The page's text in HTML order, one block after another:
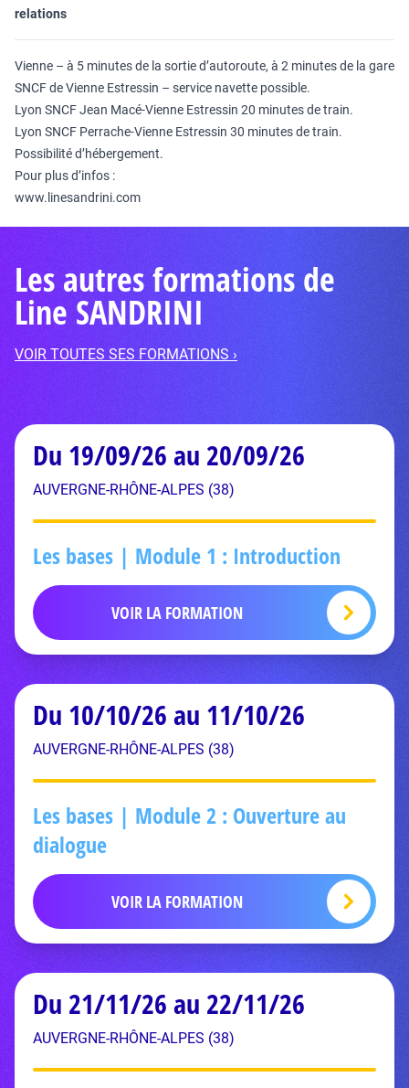
relations
Vienne – à 5 minutes de la sortie d’autoroute, à 2 minutes de la gare
SNCF de Vienne Estressin – service navette possible.
Lyon SNCF Jean Macé-Vienne Estressin 20 minutes de train.
Lyon SNCF Perrache-Vienne Estressin 30 minutes de train.
Possibilité d’hébergement.
Pour plus d’infos :
www.linesandrini.com
Les autres formations de
Line SANDRINI
VOIR TOUTES SES FORMATIONS ›
Du 19/09/26 au 20/09/26
AUVERGNE-RHÔNE-ALPES (38)
Les bases | Module 1 : Introduction
VOIR LA FORMATION
Du 10/10/26 au 11/10/26
AUVERGNE-RHÔNE-ALPES (38)
Les bases | Module 2 : Ouverture au
dialogue
VOIR LA FORMATION
Du 21/11/26 au 22/11/26
AUVERGNE-RHÔNE-ALPES (38)